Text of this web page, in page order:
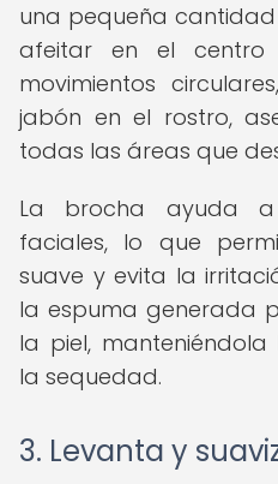
una pequeña
afeitar en el
movimientos
jabón en el rostro,
todas las áreas que
La brocha ayuda
faciales, lo que
suave y evita la
la espuma generada
la piel,
la sequedad.
3. Levanta y